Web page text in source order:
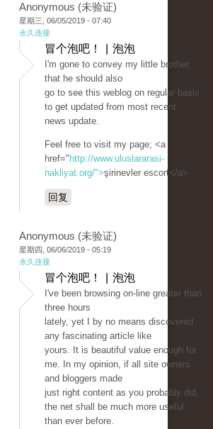
Anonymous (未验证)
星期三, 06/05/2019 - 07:40
永久连接
冒个泡吧！ | 泡泡
I'm gone to convey my little brother,
that he should also
go to see this weblog on regular basis
to get updated from most recent
news update.
Feel free to visit my page; <a
href=" http://www.uluslararasi-
nakliyat.org/">şirinevler escort</a>
回复
Anonymous (未验证)
星期四, 06/06/2019 - 05:19
永久连接
冒个泡吧！ | 泡泡
I've been browsing on-line greater than
three hours
lately, yet I by no means discovered
any fascinating article like
yours. It is beautiful value enough for
me. In my opinion, if all site owners
and bloggers made
just right content as you probably did,
the net shall be much more useful
than ever before.